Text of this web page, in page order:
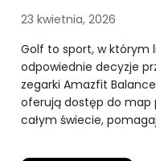
23 kwietnia, 2026
Golf to sport, w którym
odpowiednie decyzje
zegarki Amazfit
oferują dostęp do map
całym świecie,